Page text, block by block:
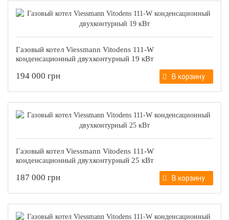
Газовый котел Viessmann Vitodens 111-W
конденсационный двухконтурный 19 кВт
194 000 грн В корзину
Газовый котел Viessmann Vitodens 111-W
конденсационный двухконтурный 25 кВт
187 000 грн В корзину